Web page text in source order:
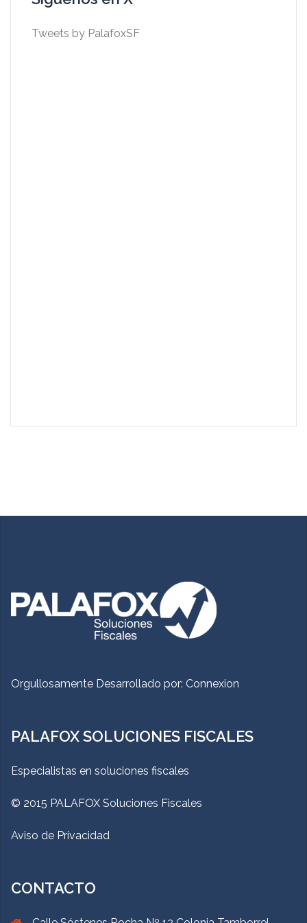
Tweets by PalafoxSF
Orgullosamente Desarrollado por: Connexion
PALAFOX SOLUCIONES FISCALES
Especialistas en soluciones fiscales
© 2015 PALAFOX Soluciones Fiscales
Aviso de Privacidad
CONTACTO